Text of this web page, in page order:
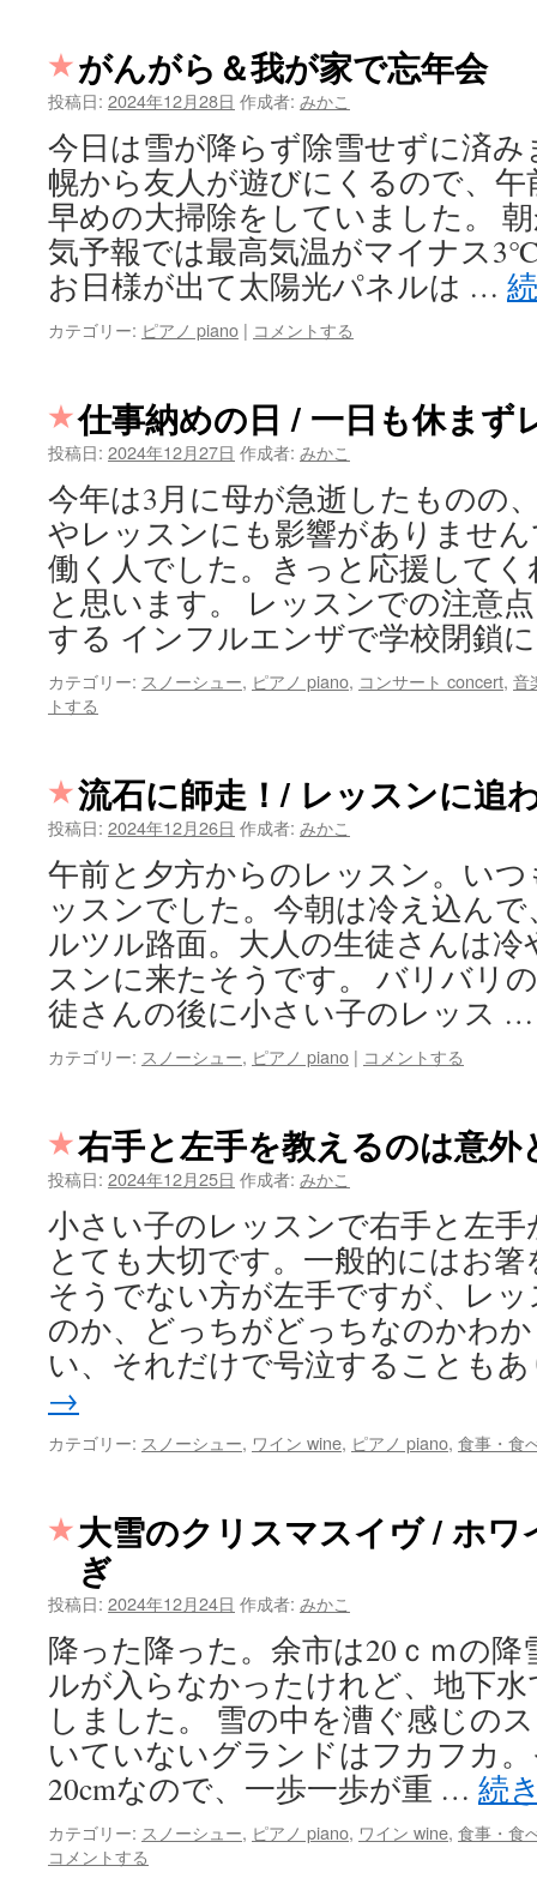
がんがら＆我が家で忘年会
投稿日: 2024年12月28日 作成者: みかこ
今日は雪が降らず除雪せずに済
幌から友人が遊びにくるので、
早めの大掃除をしていました。
気予報では最高気温がマイナス
お日様が出て太陽光パネルは …
カテゴリー: ピアノ piano | コメントする
仕事納めの日 / 一日も休まず
投稿日: 2024年12月27日 作成者: みかこ
今年は3月に母が急逝したものの
やレッスンにも影響がありませ
働く人でした。きっと応援して
と思います。 レッスンでの注意
する インフルエンザで学校閉鎖
カテゴリー: スノーシュー, ピアノ piano, コンサート concert, 音
トする
流石に師走！/ レッスンに追
投稿日: 2024年12月26日 作成者: みかこ
午前と夕方からのレッスン。い
ッスンでした。今朝は冷え込ん
ルツル路面。大人の生徒さんは
スンに来たそうです。 バリバリ
徒さんの後に小さい子のレッス
カテゴリー: スノーシュー, ピアノ piano | コメントする
右手と左手を教えるのは意外
投稿日: 2024年12月25日 作成者: みかこ
小さい子のレッスンで右手と左
とても大切です。一般的にはお
そうでない方が左手ですが、レ
のか、どっちがどっちなのかわ
い、それだけで号泣することも
→
カテゴリー: スノーシュー, ワイン wine, ピアノ piano, 食事・食
大雪のクリスマスイヴ / ホ
ぎ
投稿日: 2024年12月24日 作成者: みかこ
降った降った。余市は20ｃｍの
ルが入らなかったけれど、地下
しました。 雪の中を漕ぐ感じの
いていないグランドはフカフカ
20cmなので、一歩一歩が重 … 続
カテゴリー: スノーシュー, ピアノ piano, ワイン wine, 食事・食
コメントする